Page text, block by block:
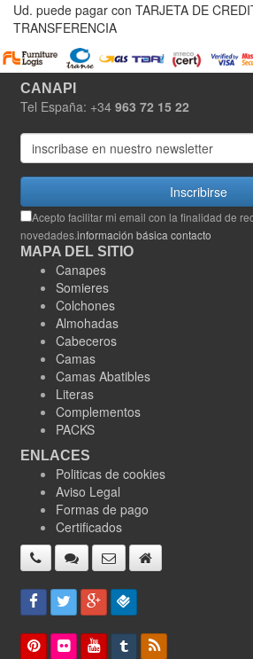
Ud. puede pagar con TARJETA DE
TRANSFERENCIA
CANAPI
Tel España: +34 963 72 15 22
Inscribirse
Acepto facilitar mi email con la finalidad de
novedades.información básica contacto
MAPA DEL SITIO
Canapes
Somieres
Colchones
Almohadas
Cabeceros
Camas
Camas Abatibles
Literas
Complementos
PACKS
ENLACES
Politicas de cookies
Aviso Legal
Formas de pago
Certificados